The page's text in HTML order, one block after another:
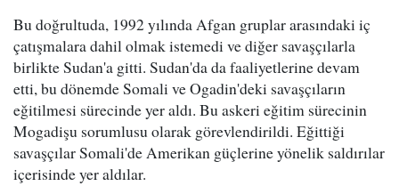
Bu doğrultuda, 1992 yılında Afgan gruplar arasındaki iç
çatışmalara dahil olmak istemedi ve diğer savaşçılarla
birlikte Sudan'a gitti. Sudan'da da faaliyetlerine devam
etti, bu dönemde Somali ve Ogadin'deki savaşçıların
eğitilmesi sürecinde yer aldı. Bu askeri eğitim sürecinin
Mogadişu sorumlusu olarak görevlendirildi. Eğittiği
savaşçılar Somali'de Amerikan güçlerine yönelik saldırılar
içerisinde yer aldılar.